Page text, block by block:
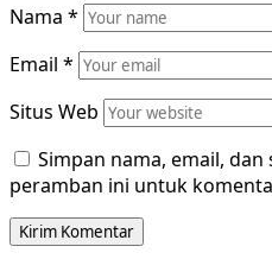
Nama *
Email *
Situs Web
Simpan nama, email, dan
peramban ini untuk